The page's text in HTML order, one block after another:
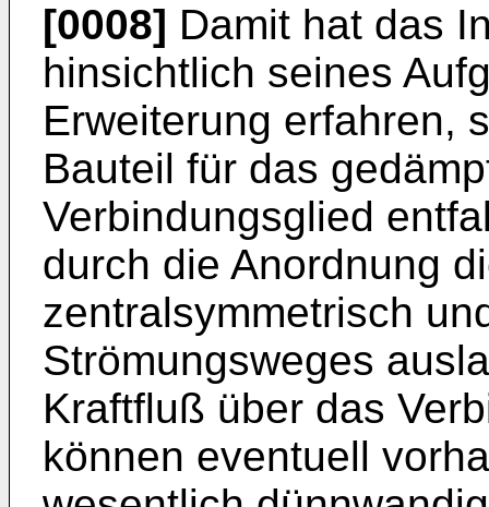
[0008] Damit hat das
hinsicht­lich seines
Erweiterung erfahren,
Bauteil für das
Verbindungsglied
durch die Anordnung
zentralsymmetrisch
Strömungsweges
Kraftfluß über das
können eventuell